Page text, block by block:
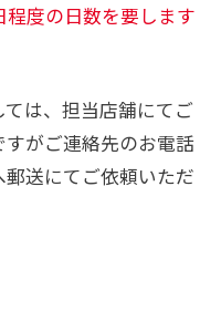
度の日数を要します
は、担当店舗にてご
がご連絡先のお電話
送にてご依頼いただ